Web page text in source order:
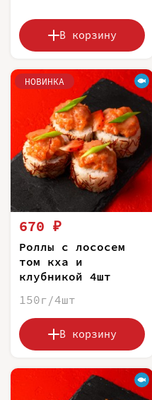
В корзину
НОВИНКА
670 ₽
Роллы с лососем
том кха и
клубникой 4шт
150г/4шт
В корзину